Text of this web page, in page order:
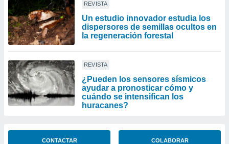
REVISTA
Un estudio innovador estudia los
dispersores de semillas ocultos en
la regeneración forestal
REVISTA
¿Pueden los sensores sísmicos
ayudar a pronosticar cómo y
cuándo se intensifican los
huracanes?
CONTACTAR COLABORAR